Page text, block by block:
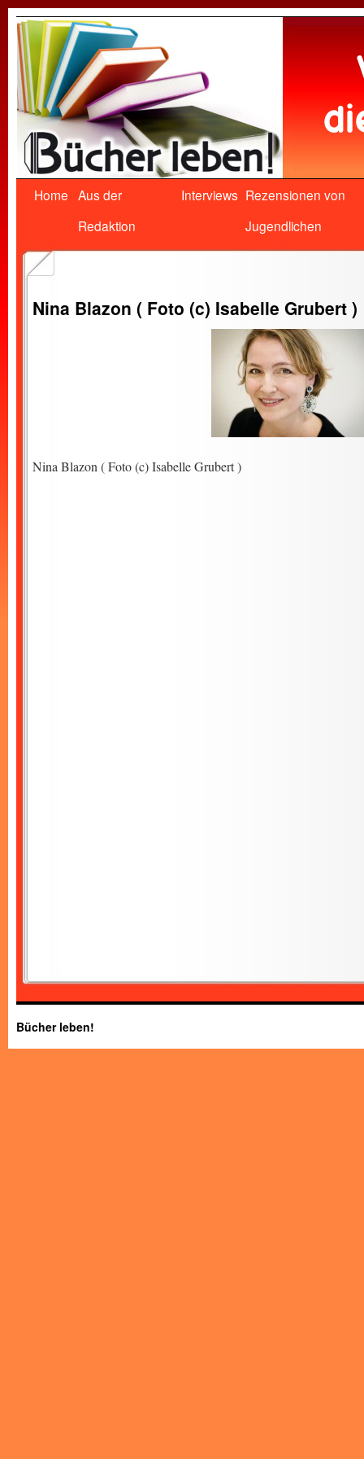
Home Aus der
Redaktion
Interviews Rezensionen von
Jugendlichen
Nina Blazon ( Foto (c) Isabelle Grubert )
Nina Blazon ( Foto (c) Isabelle Grubert )
Bücher leben!